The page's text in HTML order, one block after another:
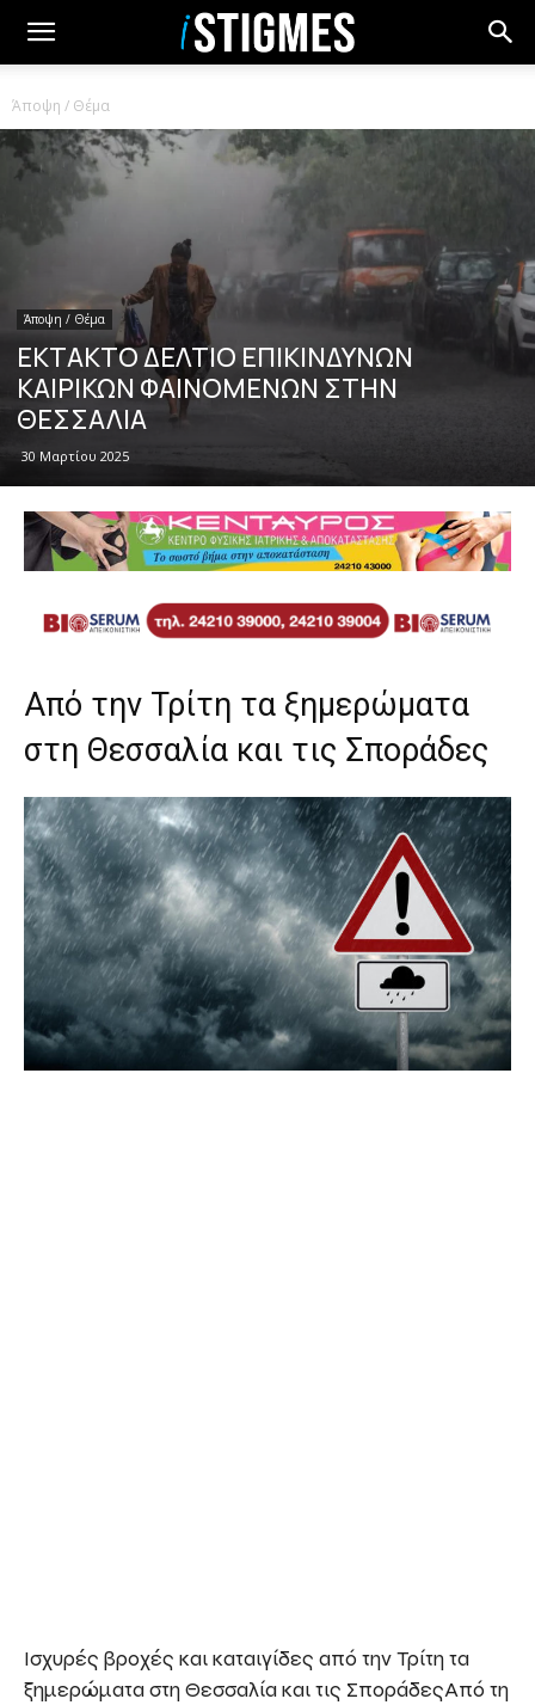
Άποψη / Θέμα
Άποψη / Θέμα
ΕΚΤΑΚΤΟ ΔΕΛΤΙΟ ΕΠΙΚΙΝΔΥΝΩΝ
ΚΑΙΡΙΚΩΝ ΦΑΙΝΟΜΕΝΩΝ ΣΤΗΝ
ΘΕΣΣΑΛΙΑ
30 Μαρτίου 2025
Από την Τρίτη τα ξημερώματα
στη Θεσσαλία και τις Σποράδες
Ισχυρές βροχές και καταιγίδες από την Τρίτη τα
ξημερώματα στη Θεσσαλία και τις ΣποράδεςΑπό τη